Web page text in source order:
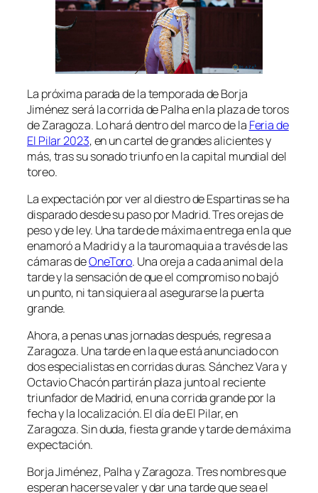
La próxima parada de la temporada de Borja
Jiménez será la corrida de Palha en la plaza de toros
de Zaragoza. Lo hará dentro del marco de la Feria de
El Pilar 2023, en un cartel de grandes alicientes y
más, tras su sonado triunfo en la capital mundial del
toreo.
La expectación por ver al diestro de Espartinas se ha
disparado desde su paso por Madrid. Tres orejas de
peso y de ley. Una tarde de máxima entrega en la que
enamoró a Madrid y a la tauromaquia a través de las
cámaras deOneToro. Una oreja a cada animal de la
tarde y la sensación de que el compromiso no bajó
un punto, ni tan siquiera al asegurarse la puerta
grande.
Ahora, a penas unas jornadas después, regresa a
Zaragoza. Una tarde en la que está anunciado con
dos especialistas en corridas duras. Sánchez Vara y
Octavio Chacón partirán plaza junto al reciente
triunfador de Madrid, en una corrida grande por la
fecha y la localización. El día de El Pilar, en
Zaragoza. Sin duda, fiesta grande y tarde de máxima
expectación.
Borja Jiménez, Palha y Zaragoza. Tres nombres que
esperan hacerse valer y dar una tarde que sea el